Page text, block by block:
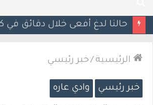
عن
الرئيسية /خبر رئيسي
خبر رئيسي وادي عاره